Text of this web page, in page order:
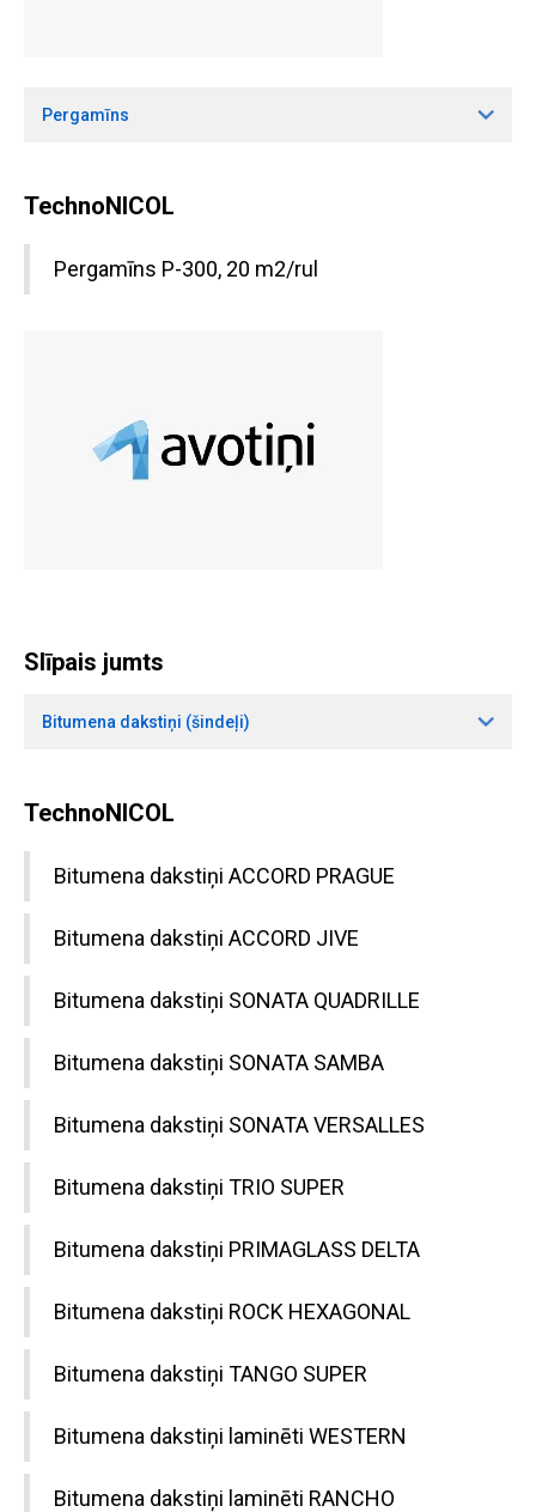
Pergamīns
TechnoNICOL
Pergamīns P-300, 20 m2/rul
Slīpais jumts
Bitumena dakstiņi (šindeļi)
TechnoNICOL
Bitumena dakstiņi ACCORD PRAGUE
Bitumena dakstiņi ACCORD JIVE
Bitumena dakstiņi SONATA QUADRILLE
Bitumena dakstiņi SONATA SAMBA
Bitumena dakstiņi SONATA VERSALLES
Bitumena dakstiņi TRIO SUPER
Bitumena dakstiņi PRIMAGLASS DELTA
Bitumena dakstiņi ROCK HEXAGONAL
Bitumena dakstiņi TANGO SUPER
Bitumena dakstiņi laminēti WESTERN
Bitumena dakstiņi laminēti RANCHO